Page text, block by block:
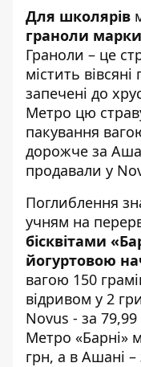
Для школярів
граноли
Граноли – це
містить вівсяні
запечені до
Метро цю
пакування
дорожче за
продавали у
Поглиблення
учням на
бісквітами
йогуртовою
вагою 150
відривом у 2
Novus - за
Метро «Барні»
грн, а в Ашані –